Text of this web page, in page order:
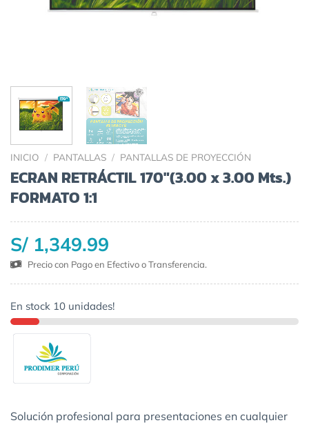
INICIO / PANTALLAS / PANTALLAS DE PROYECCIÓN
ECRAN RETRÁCTIL 170″(3.00 x 3.00 Mts.)
FORMATO 1:1
S/ 1,349.99
Precio con Pago en Efectivo o Transferencia.
En stock 10 unidades!
Solución profesional para presentaciones en cualquier